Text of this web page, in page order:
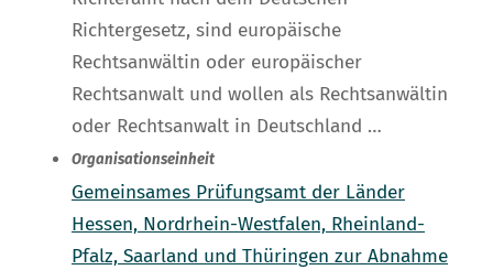
Richtergesetz, sind europäische
Rechtsanwältin oder europäischer
Rechtsanwalt und wollen als Rechtsanwältin
oder Rechtsanwalt in Deutschland …
Organisationseinheit
Gemeinsames Prüfungsamt der Länder
Hessen, Nordrhein-Westfalen, Rheinland-
Pfalz, Saarland und Thüringen zur Abnahme